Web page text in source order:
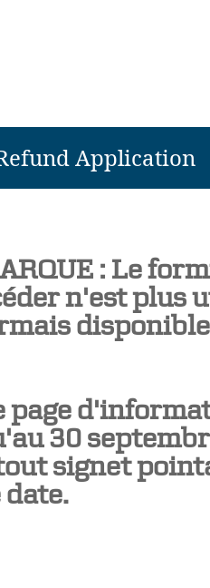
: Le
n'est plus
page
30
signet
Application